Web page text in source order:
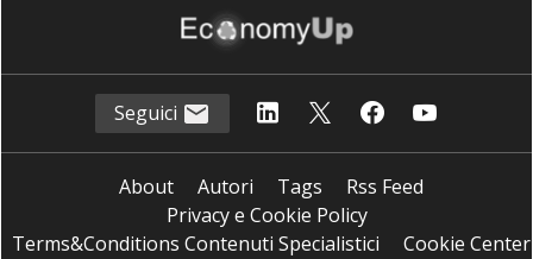
Seguici
About Autori Tags
Rss Feed
Privacy e Cookie Policy
Terms&Conditions Contenuti Specialistici
Cookie Center